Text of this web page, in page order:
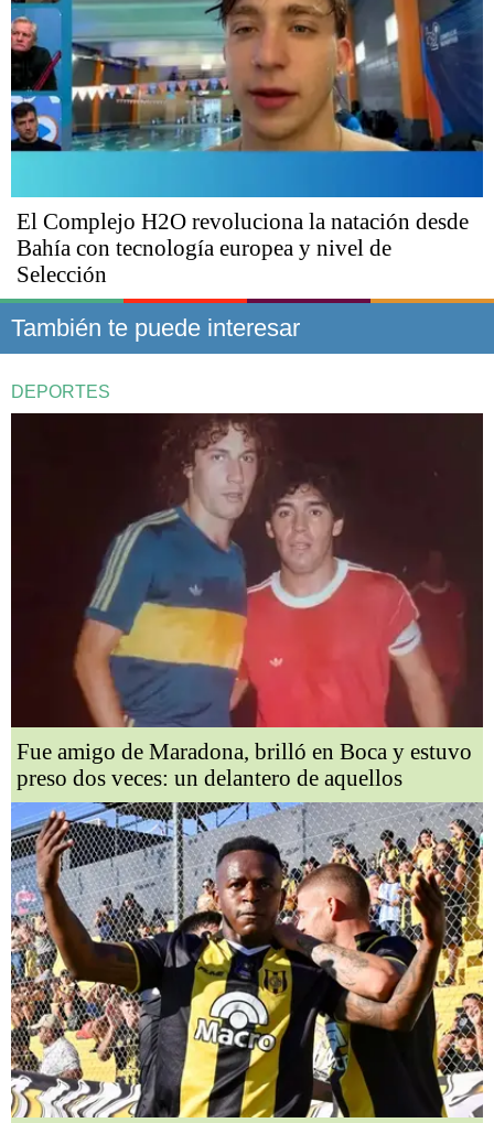
El Complejo H2O revoluciona la natación desde
Bahía con tecnología europea y nivel de
Selección
También te puede interesar
DEPORTES
Fue amigo de Maradona, brilló en Boca y estuvo
preso dos veces: un delantero de aquellos